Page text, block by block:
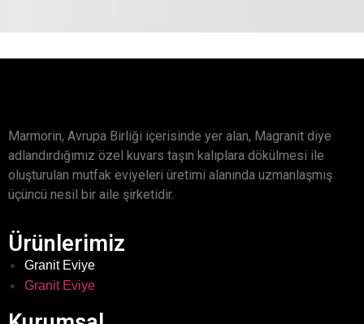
Marmorin, Avrupa Birliği içerisinde yer alan, Magranit diye
adlandırdığımız özel kuvars taşın kalıplara dökülmesi ile
oluşturulan mutfak eviyeleri üretimi alanında uzmanlaşmış
üçüncü nesil bir aile şirketidir.
Ürünlerimiz
Granit Eviye
Granit Eviye